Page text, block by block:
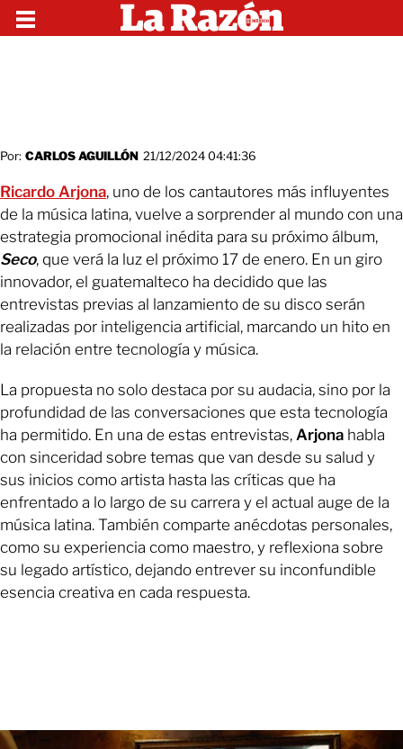
Por: CARLOS AGUILLÓN 21/12/2024 04:41:36
Ricardo Arjona, uno de los cantautores más influyentes
de la música latina, vuelve a sorprender al mundo con una
estrategia promocional inédita para su próximo álbum,
Seco, que verá la luz el próximo 17 de enero. En un giro
innovador, el guatemalteco ha decidido que las
entrevistas previas al lanzamiento de su disco serán
realizadas por inteligencia artificial, marcando un hito en
la relación entre tecnología y música.
La propuesta no solo destaca por su audacia, sino por la
profundidad de las conversaciones que esta tecnología
ha permitido. En una de estas entrevistas, Arjona habla
con sinceridad sobre temas que van desde su salud y
sus inicios como artista hasta las críticas que ha
enfrentado a lo largo de su carrera y el actual auge de la
música latina. También comparte anécdotas personales,
como su experiencia como maestro, y reflexiona sobre
su legado artístico, dejando entrever su inconfundible
esencia creativa en cada respuesta.